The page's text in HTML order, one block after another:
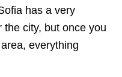
has a very
city, but once you
everything